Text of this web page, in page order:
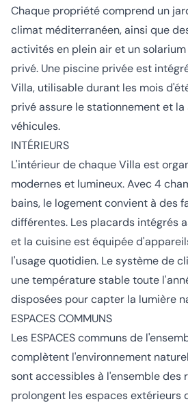
Chaque propriété comprend un
climat méditerranéen, ainsi que
activités en plein air et un
privé. Une piscine privée est
Villa, utilisable durant les mois
privé assure le stationnement et
véhicules.
INTÉRIEURS
L'intérieur de chaque Villa est
modernes et lumineux. Avec 4
bains, le logement convient à des
différentes. Les placards intégrés
et la cuisine est équipée
l'usage quotidien. Le système de
une température stable toute
disposées pour capter la lumière
ESPACES COMMUNS
Les ESPACES communs de
complètent l'environnement
sont accessibles à l'ensemble des
prolongent les espaces extérieurs